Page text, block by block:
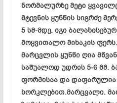
ნორმალურზე მეტი
მტევნის ყუნწის სიგრძე
5 სმ-მდე. იგი
მოყვითალო მიხაკის ფერს.
მარცვლის ყუნწი ღია
საშუალოდ უდრის 5-6 მმ.
ფორმისაა და დაფარულია
ხორკლებით.მარცვალი.